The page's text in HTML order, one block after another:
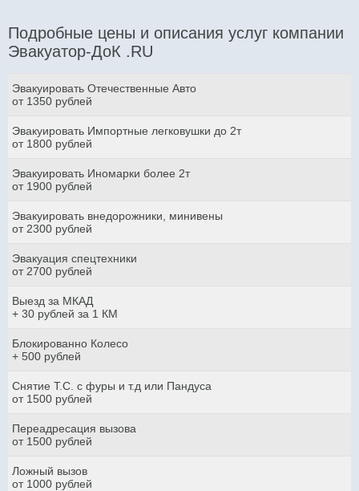
Подробные цены и описания услуг компании
Эвакуатор-ДоК .RU
Эвакуировать Отечественные Авто
от 1350 рублей
Эвакуировать Импортные легковушки до 2т
от 1800 рублей
Эвакуировать Иномарки более 2т
от 1900 рублей
Эвакуировать внедорожники, минивены
от 2300 рублей
Эвакуация спецтехники
от 2700 рублей
Выезд за МКАД
+ 30 рублей за 1 КМ
Блокированно Колесо
+ 500 рублей
Снятие Т.С. с фуры и т.д или Пандуса
от 1500 рублей
Переадресация вызова
от 1500 рублей
Ложный вызов
от 1000 рублей